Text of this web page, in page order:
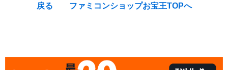
戻る ファミコンショップお宝王TOPへ